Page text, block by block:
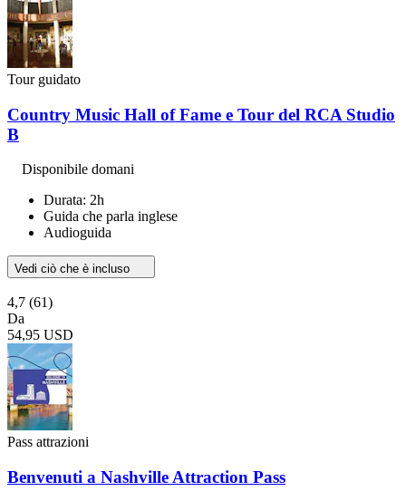
Tour guidato
Country Music Hall of Fame e Tour del RCA Studio
B
Disponibile domani
Durata: 2h
Guida che parla inglese
Audioguida
Vedi ciò che è incluso
4,7 (61)
Da
54,95 USD
Pass attrazioni
Benvenuti a Nashville Attraction Pass